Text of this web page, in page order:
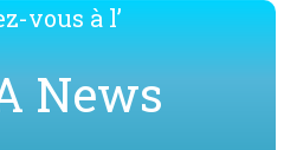
vous à l’
News